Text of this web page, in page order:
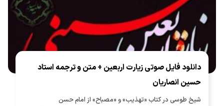
دانلود فایل صوتی زیارت اربعین + متن و ترجمه استاد
حسین انصاریان
شیخ طوسی در کتاب «تهذیب» و «مصباح» از امام حسن